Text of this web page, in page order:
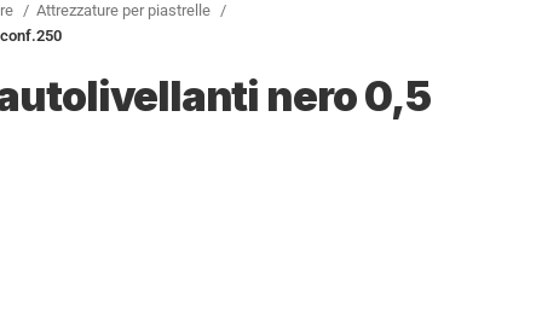
Attrezzature per piastrelle
nero 0,5